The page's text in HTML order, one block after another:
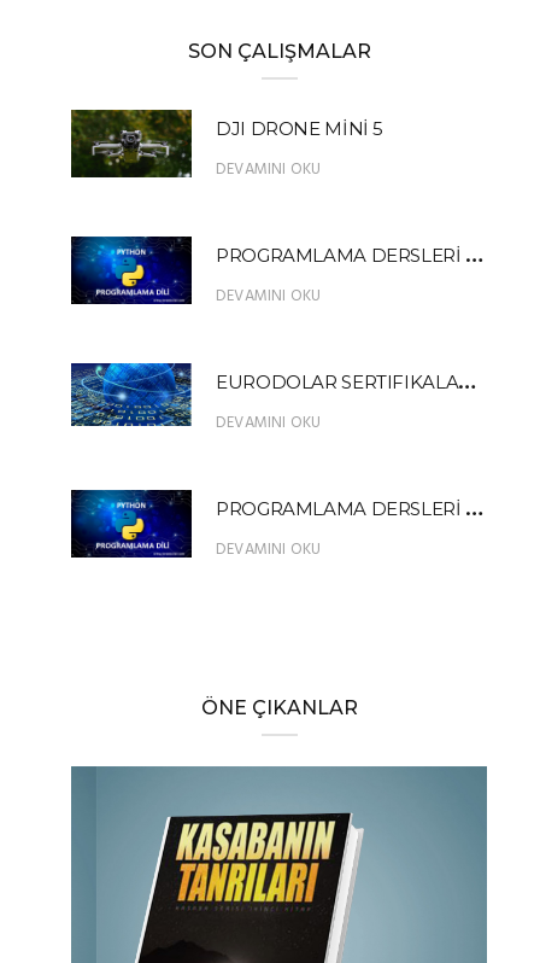
SON ÇALIŞMALAR
DJI DRONE MİNİ 5
DEVAMINI OKU
P
ROGRAMLAMA DERSLERİ PYTHON 13
DEVAMINI OKU
E
URODOLAR SERTIFIKALARI NEDİR?
DEVAMINI OKU
P
ROGRAMLAMA DERSLERİ PYTHON FIBONACCI SERİSİ ÖRNEK UYGULAMA
DEVAMINI OKU
ÖNE ÇIKANLAR